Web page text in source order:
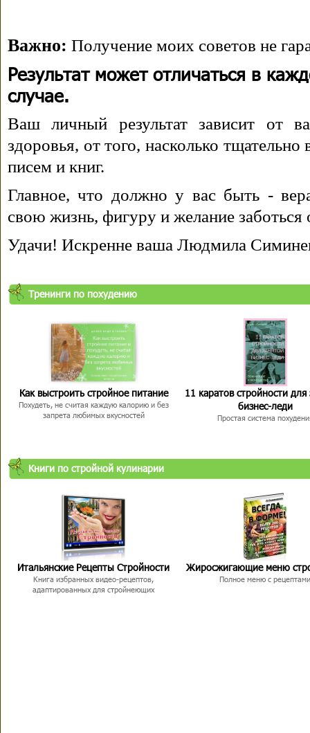
Важно: Получение моих советов не
Результат может отличаться в
случае.
Ваш личный результат зависит от
здоровья, от того, насколько
писем и книг.
Главное, что должно у вас быть -
свою жизнь, фигуру и желание заботься
Удачи! Искренне ваша Людмила
Тренинги по похудению
Как выстроить стройное питание
Похудеть, не считая каждую калорию и без
запрета любимых вкусностей
11 каратов стройности для
бизнес-леди
Простая система
Книги по стройной кулинарии
Итальянские Рецепты Стройности
Книга избранных видео-рецептов,
адаптированных для стройнеющих
Жиросжигающие меню
Полное меню с рецептами